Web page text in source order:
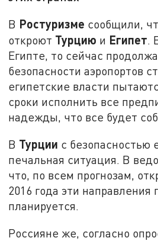
В Ростуризме сообщили,
откроют Турцию и Египет.
Египте, то сейчас
безопасности аэропортов
египетские власти
сроки исполнить все
надежды, что все будет
В Турции с безопасностью
печальная ситуация. В
что, по всем прогнозам,
2016 года эти направления
планируется.
Россияне же, согласно